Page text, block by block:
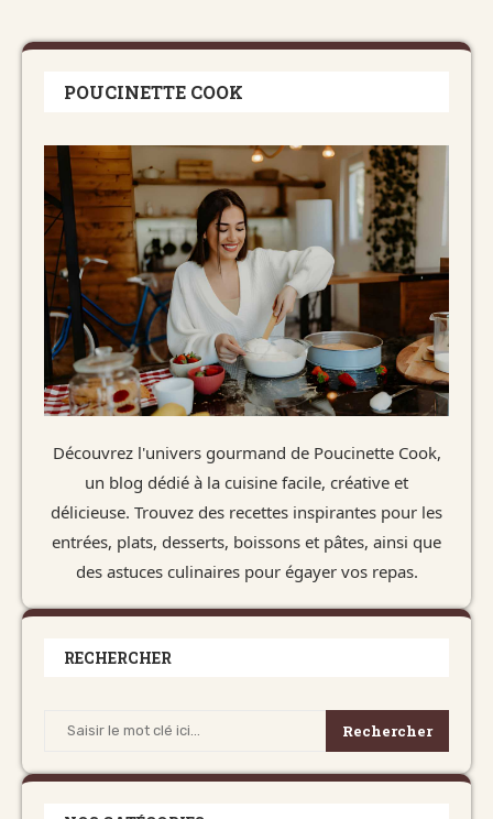
POUCINETTE COOK
Découvrez l'univers gourmand de Poucinette Cook,
un blog dédié à la cuisine facile, créative et
délicieuse. Trouvez des recettes inspirantes pour les
entrées, plats, desserts, boissons et pâtes, ainsi que
des astuces culinaires pour égayer vos repas.
RECHERCHER
Rechercher